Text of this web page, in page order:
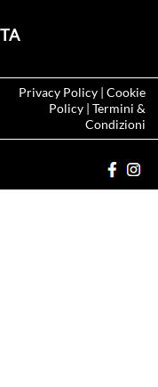
Privacy Policy| Cookie
Policy| Termini &
Condizioni